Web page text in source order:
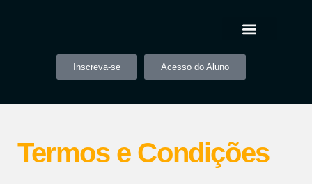
Inscreva-se Acesso do Aluno
Termos e Condições